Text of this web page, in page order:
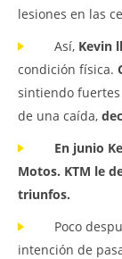
lesiones en las
Así, Kevin
condición física.
sintiendo fuertes
de una caída,
En junio
Motos. KTM le
triunfos.
Poco
intención de